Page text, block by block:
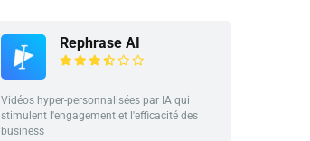
Rephrase AI
Vidéos hyper-personnalisées par IA qui
stimulent l'engagement et l'efficacité des
business